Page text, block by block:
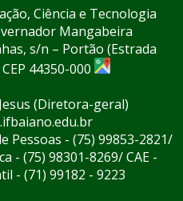
Ciência e Tecnologia
Mangabeira
s/n – Portão (Estrada
44350-000
(Diretora-geral)
Pessoas - (75) 99853-2821/
- (75) 98301-8269/ CAE -
- (71) 99182 - 9223